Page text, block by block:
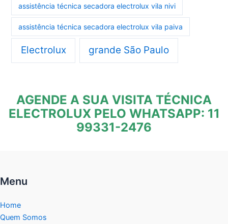
assistência técnica secadora electrolux vila nivi
assistência técnica secadora electrolux vila paiva
Electrolux grande São Paulo
AGENDE A SUA VISITA TÉCNICA
ELECTROLUX PELO WHATSAPP: 11
99331-2476
Menu
Home
Quem Somos